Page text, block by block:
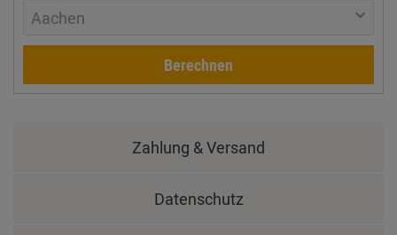
Aachen
Berechnen
Zahlung & Versand
Datenschutz